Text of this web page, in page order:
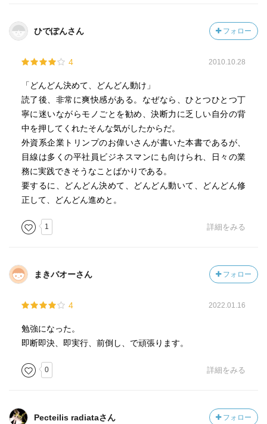
ひでぽんさん フォロー
4 2010.10.28
「どんどん決めて、どんどん動け」
読了後、非常に爽快感がある。なぜなら、ひとつひとつ丁
寧に迷いながらモノごとを勧め、決断力に乏しい自分の背
中を押してくれたそんな気がしたからだ。
外資系企業トリンプのお偉いさんが書いた本書であるが、
目線は多くの平社員ビジネスマンにも向けられ、日々の業
務に実践できそうなことばかりである。
要するに、どんどん決めて、どんどん動いて、どんどん修
正して、どんどん進めと。
1 詳細をみる
まきバオーさん フォロー
4 2022.01.16
勉強になった。
即断即決、即実行、前倒し、で頑張ります。
0 詳細をみる
Pecteilis radiataさん フォロー